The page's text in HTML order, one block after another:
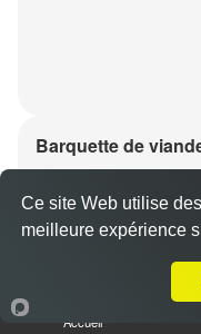
Barquette de
7.50 €
1 viande au choix
Accueil
Ce site Web utilise
meilleure expérience